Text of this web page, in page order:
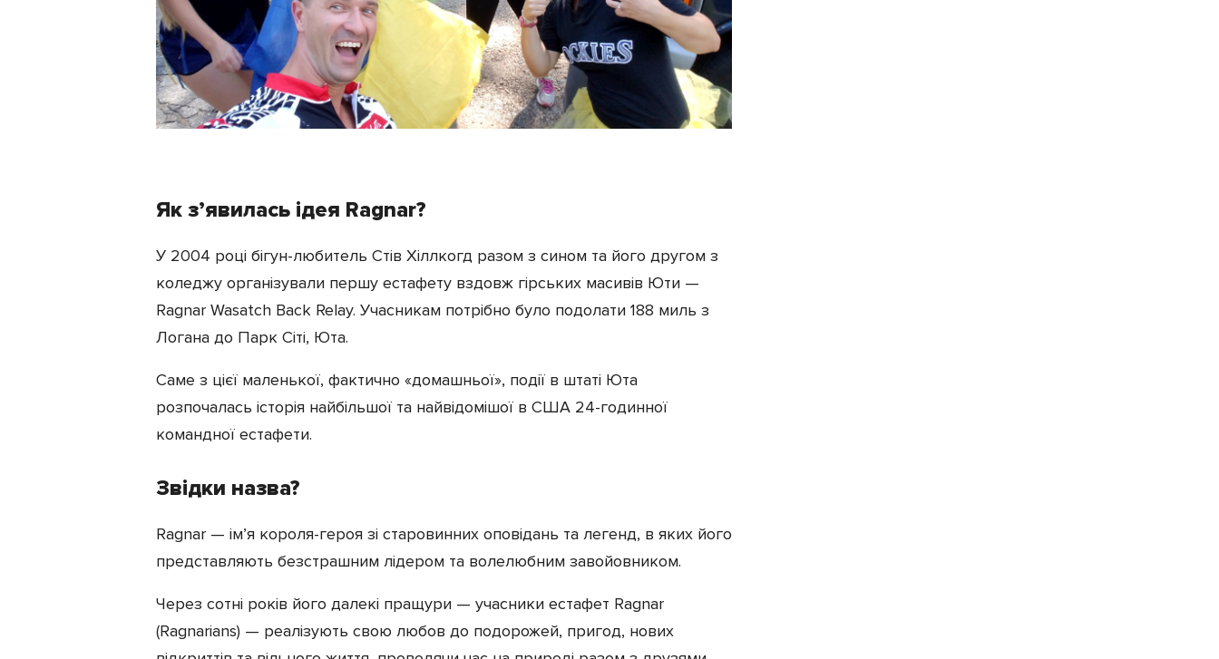
Як з’явилась ідея Ragnar?
У 2004 році бігун-любитель Стів Хіллкогд разом з сином та його другом з
коледжу організували першу естафету вздовж гірських масивів Юти —
Ragnar Wasatch Back Relay. Учасникам потрібно було подолати 188 миль з
Логана до Парк Сіті, Юта.
Саме з цієї маленької, фактично «домашньої», події в штаті Юта
розпочалась історія найбільшої та найвідомішої в США 24-годинної
командної естафети.
Звідки назва?
Ragnar — ім’я короля-героя зі старовинних оповідань та легенд, в яких його
представляють безстрашним лідером та волелюбним завойовником.
Через сотні років його далекі пращури — учасники естафет Ragnar
(Ragnarians) — реалізують свою любов до подорожей, пригод, нових